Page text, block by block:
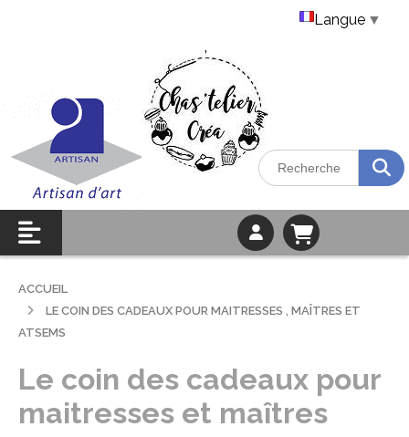
ACCUEIL
LE COIN DES CADEAUX POUR MAITRESSES , MAÎTRES ET
ATSEMS
Le coin des cadeaux pour
maitresses et maîtres
Langue ▼